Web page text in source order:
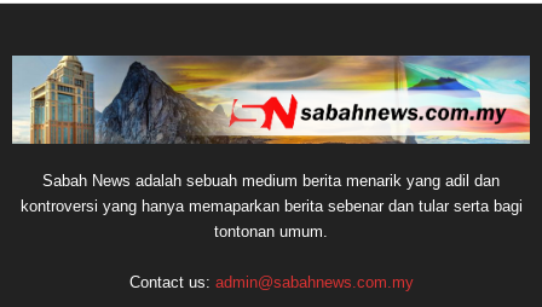
Sabah News adalah sebuah medium berita menarik yang adil dan
kontroversi yang hanya memaparkan berita sebenar dan tular serta bagi
tontonan umum.
Contact us: admin@sabahnews.com.my